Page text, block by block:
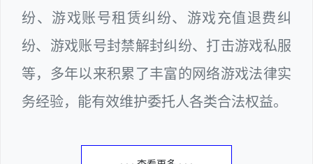
纷、游戏账号租赁纠纷、游戏充值退费纠
纷、游戏账号封禁解封纠纷、打击游戏私服
等，多年以来积累了丰富的网络游戏法律实
务经验，能有效维护委托人各类合法权益。